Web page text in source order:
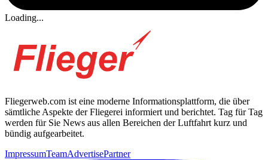
Loading...
Fliegerweb.com ist eine moderne Informationsplattform, die über
sämtliche Aspekte der Fliegerei informiert und berichtet. Tag für Tag
werden für Sie News aus allen Bereichen der Luftfahrt kurz und
bündig aufgearbeitet.
ImpressumTeamAdvertisePartner